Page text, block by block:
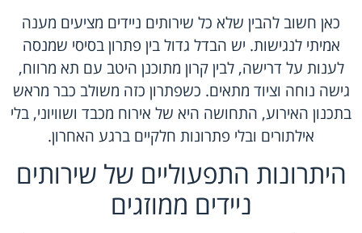
כאן חשוב להבין שלא כל שירותים ניידים מציעים מענה
אמיתי לנגישות. יש הבדל גדול בין פתרון בסיסי שמנסה
לענות על דרישה, לבין קרון מתוכנן היטב עם תא מרווח,
גישה נוחה וציוד מתאים. כשפתרון כזה משולב כבר מראש
בתכנון האירוע, התחושה היא של אירוח מכבד ושוויוני, בלי
אילתורים ובלי פתרונות חלקיים ברגע האחרון.
היתרונות התפעוליים של שירותים
ניידים ממוזגים